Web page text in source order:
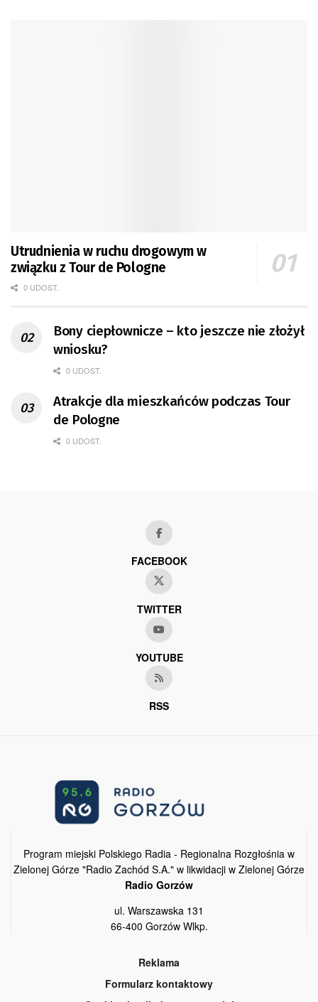
Utrudnienia w ruchu drogowym w
związku z Tour de Pologne
0 UDOST.
Bony ciepłownicze – kto jeszcze nie złożył
wniosku?
0 UDOST.
Atrakcje dla mieszkańców podczas Tour
de Pologne
0 UDOST.
FACEBOOK
TWITTER
YOUTUBE
RSS
Program miejski Polskiego Radia - Regionalna Rozgłośnia w
Zielonej Górze "Radio Zachód S.A." w likwidacji w Zielonej Górze
Radio Gorzów
ul. Warszawska 131
66-400 Gorzów Wlkp.
Reklama
Formularz kontaktowy